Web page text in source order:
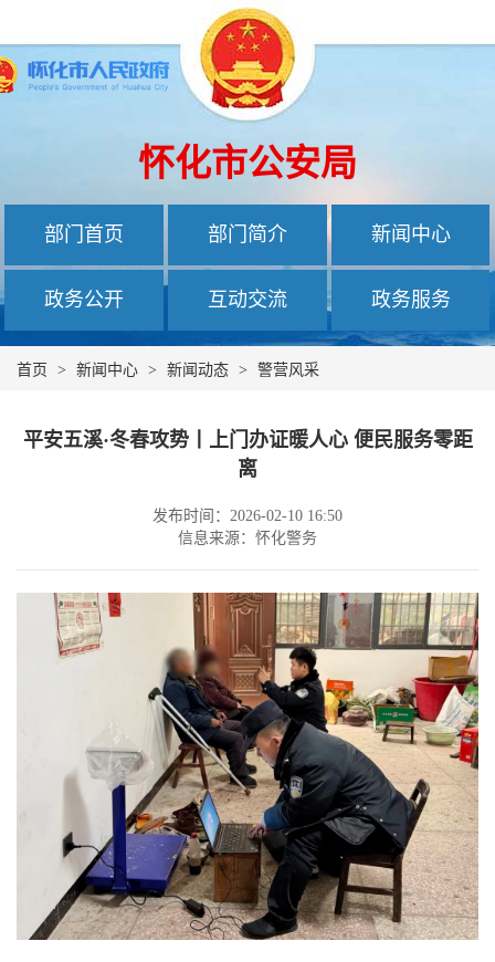
怀化市公安局
部门首页 部门简介 新闻中心
政务公开 互动交流 政务服务
首页 > 新闻中心 > 新闻动态 > 警营风采
平安五溪·冬春攻势丨上门办证暖人心 便民服务零距
离
发布时间：2026-02-10 16:50
信息来源：怀化警务